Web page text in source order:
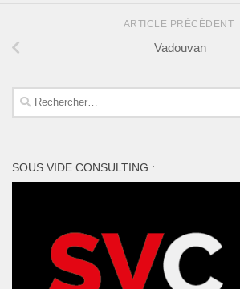
ARTICLE PRÉCÉDENT
Vadouvan
Rechercher :
SOUS VIDE CONSULTING :